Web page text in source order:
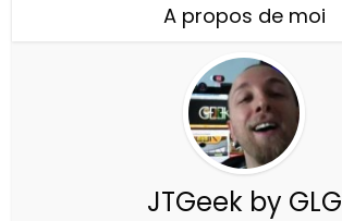
A propos de moi
JTGeek by GLG